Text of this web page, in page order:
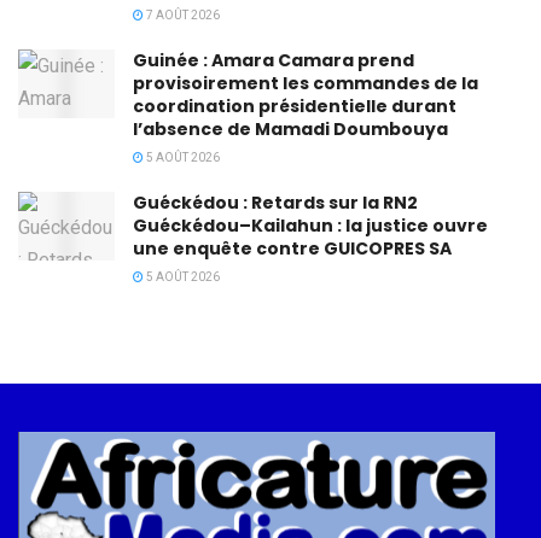
7 AOÛT 2026
Guinée : Amara Camara prend
provisoirement les commandes de la
coordination présidentielle durant
l’absence de Mamadi Doumbouya
5 AOÛT 2026
Guéckédou : Retards sur la RN2
Guéckédou–Kailahun : la justice ouvre
une enquête contre GUICOPRES SA
5 AOÛT 2026